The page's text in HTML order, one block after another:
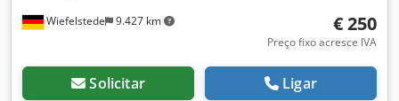
Wiefelstede 9.427 km € 250
Preço fixo acresce IVA
Solicitar Ligar